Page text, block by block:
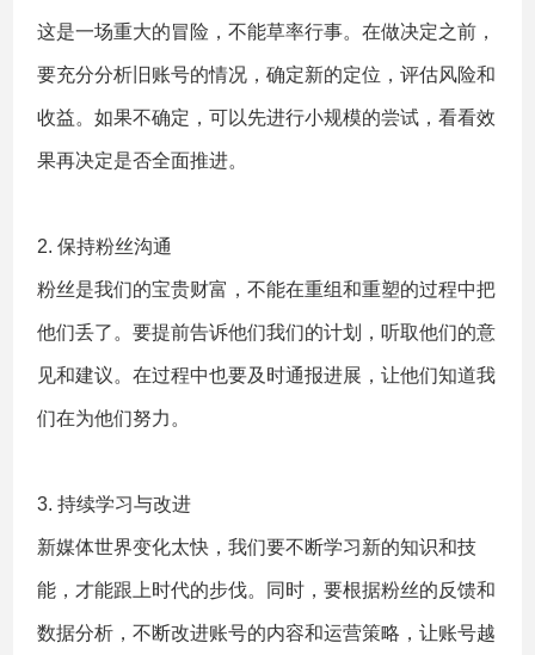
这是一场重大的冒险，不能草率行事。在做决定之前，
要充分分析旧账号的情况，确定新的定位，评估风险和
收益。如果不确定，可以先进行小规模的尝试，看看效
果再决定是否全面推进。
2. 保持粉丝沟通
粉丝是我们的宝贵财富，不能在重组和重塑的过程中把
他们丢了。要提前告诉他们我们的计划，听取他们的意
见和建议。在过程中也要及时通报进展，让他们知道我
们在为他们努力。
3. 持续学习与改进
新媒体世界变化太快，我们要不断学习新的知识和技
能，才能跟上时代的步伐。同时，要根据粉丝的反馈和
数据分析，不断改进账号的内容和运营策略，让账号越